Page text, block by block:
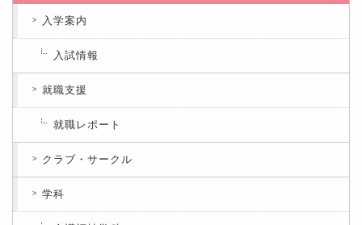
入学案内
入試情報
就職支援
就職レポート
クラブ・サークル
学科